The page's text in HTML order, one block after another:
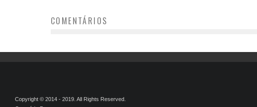
COMENTÁRIOS
Copyright © 2014 - 2019. All Rights Reserved.